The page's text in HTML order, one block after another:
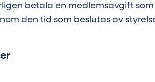
betala en medlemsavgift
den tid som beslutas av